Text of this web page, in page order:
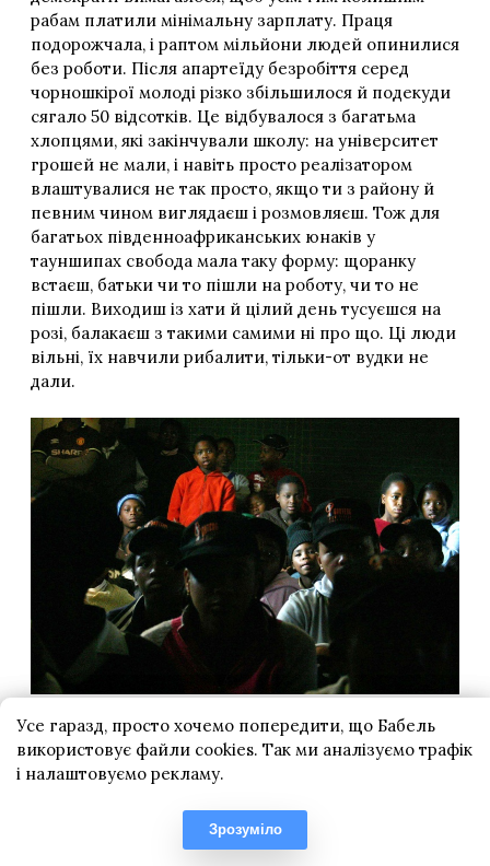
Усе гаразд, просто хочемо попередити, що Бабель
використовує файли cookies. Так ми аналізуємо трафік
і налаштовуємо рекламу.
Зрозуміло